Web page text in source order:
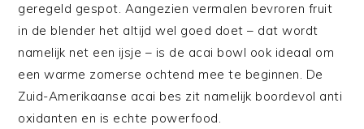
geregeld gespot. Aangezien vermalen bevroren fruit
in de blender het altijd wel goed doet – dat wordt
namelijk net een ijsje – is de acai bowl ook ideaal om
een warme zomerse ochtend mee te beginnen. De
Zuid-Amerikaanse acai bes zit namelijk boordevol anti
oxidanten en is echte powerfood.